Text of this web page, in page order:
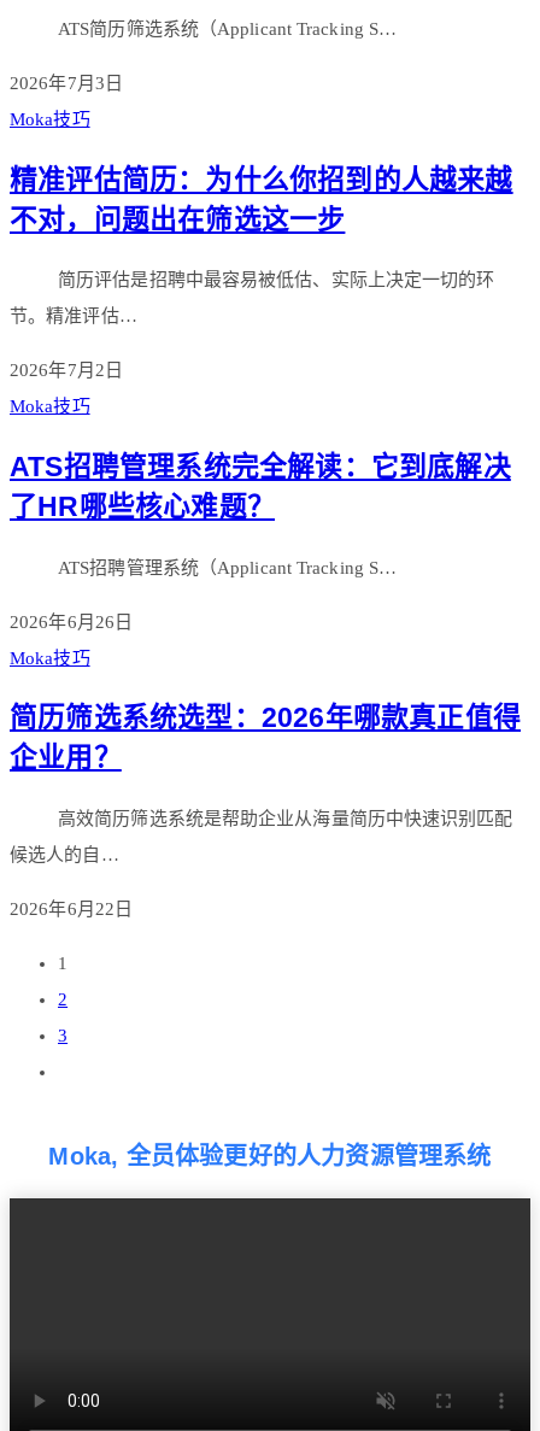
ATS简历筛选系统（Applicant Tracking S…
2026年7月3日
Moka技巧
精准评估简历：为什么你招到的人越来越
不对，问题出在筛选这一步
简历评估是招聘中最容易被低估、实际上决定一切的环
节。精准评估…
2026年7月2日
Moka技巧
ATS招聘管理系统完全解读：它到底解决
了HR哪些核心难题？
ATS招聘管理系统（Applicant Tracking S…
2026年6月26日
Moka技巧
简历筛选系统选型：2026年哪款真正值得
企业用？
高效简历筛选系统是帮助企业从海量简历中快速识别匹配
候选人的自…
2026年6月22日
1
2
3
Moka, 全员体验更好的人力资源管理系统